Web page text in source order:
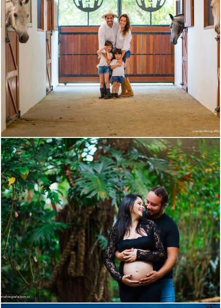
1564 3
1018 0